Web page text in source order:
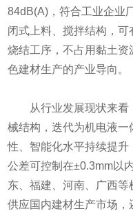
84dB(A)，符合工业企业
闭式上料、搅拌结构，
烧结工序，不占用黏土
色建材生产的产业导向。
从行业发展现状来看
械结构，迭代为机电液
性、智能化水平持续提
公差可控制在±0.3mm以
东、福建、河南、广西
供应国内建材生产市场